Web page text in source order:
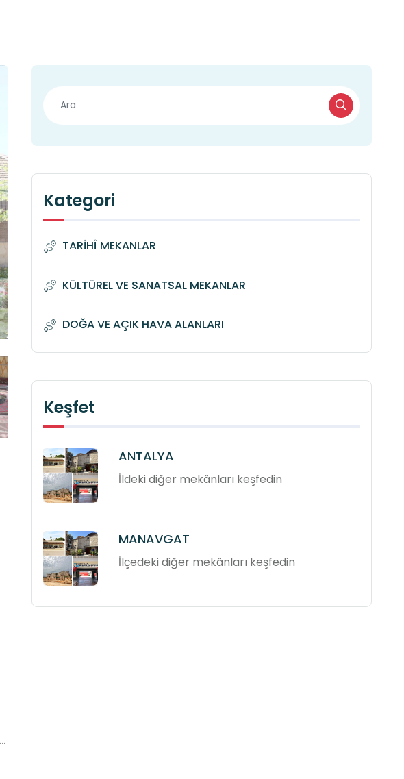
Kategori
TARİHÎ MEKANLAR
KÜLTÜREL VE SANATSAL MEKANLAR
DOĞA VE AÇIK HAVA ALANLARI
Keşfet
ANTALYA
İldeki diğer mekânları keşfedin
MANAVGAT
İlçedeki diğer mekânları keşfedin